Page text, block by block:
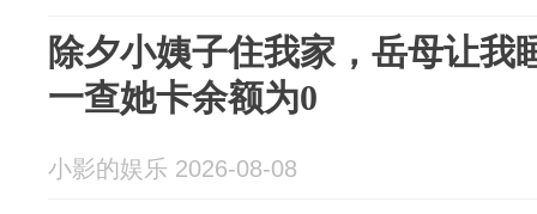
除夕小姨子住我家，岳母让我
一查她卡余额为0
小影的娱乐 2026-08-08